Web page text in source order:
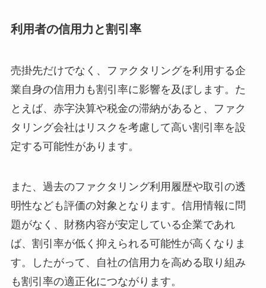
利用者の信用力と割引率
売掛先だけでなく、ファクタリングを利用する企
業自身の信用力も割引率に影響を及ぼします。た
とえば、赤字決算や税金の滞納があると、ファク
タリング会社はリスクを考慮して高い割引率を設
定する可能性があります。
また、過去のファクタリング利用履歴や取引の透
明性なども評価の対象となります。信用情報に問
題がなく、財務内容が安定している企業であれ
ば、割引率が低く抑えられる可能性が高くなりま
す。したがって、自社の信用力を高める取り組み
も割引率の適正化につながります。